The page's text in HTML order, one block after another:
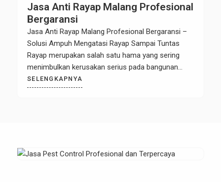
Jasa Anti Rayap Malang Profesional
Bergaransi
Jasa Anti Rayap Malang Profesional Bergaransi –
Solusi Ampuh Mengatasi Rayap Sampai Tuntas
Rayap merupakan salah satu hama yang sering
menimbulkan kerusakan serius pada bangunan
rumah, kantor, maupun gedung komersial. Banyak
orang baru menyadari adanya serangan rayap
SELENGKAPNYA